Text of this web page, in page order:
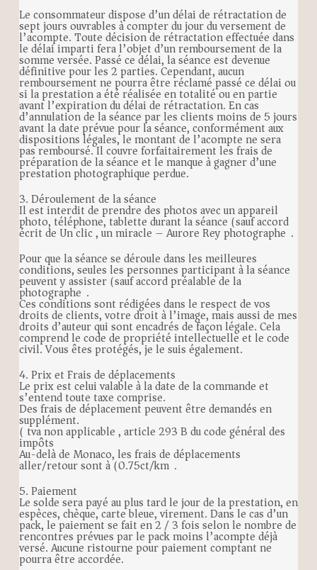
Le consommateur dispose d’un délai de rétractation de
sept jours ouvrables à compter du jour du versement de
l’acompte. Toute décision de rétractation effectuée dans
le délai imparti fera l’objet d’un remboursement de la
somme versée. Passé ce délai, la séance est devenue
définitive pour les 2 parties. Cependant, aucun
remboursement ne pourra être réclamé passé ce délai ou
si la prestation a été réalisée en totalité ou en partie
avant l’expiration du délai de rétractation. En cas
d’annulation de la séance par les clients moins de 5 jours
avant la date prévue pour la séance, conformément aux
dispositions légales, le montant de l’acompte ne sera
pas remboursé. Il couvre forfaitairement les frais de
préparation de la séance et le manque à gagner d’une
prestation photographique perdue.
3. Déroulement de la séance
Il est interdit de prendre des photos avec un appareil
photo, téléphone, tablette durant la séance (sauf accord
écrit de Un clic , un miracle – Aurore Rey photographe).
Pour que la séance se déroule dans les meilleures
conditions, seules les personnes participant à la séance
peuvent y assister (sauf accord préalable de la
photographe).
Ces conditions sont rédigées dans le respect de vos
droits de clients, votre droit à l’image, mais aussi de mes
droits d’auteur qui sont encadrés de façon légale. Cela
comprend le code de propriété intellectuelle et le code
civil. Vous êtes protégés, je le suis également.
4. Prix et Frais de déplacements
Le prix est celui valable à la date de la commande et
s’entend toute taxe comprise.
Des frais de déplacement peuvent être demandés en
supplément.
( tva non applicable , article 293 B du code général des
impôts )
Au-delà de Monaco, les frais de déplacements
aller/retour sont à (0.75ct/km).
5. Paiement
Le solde sera payé au plus tard le jour de la prestation, en
espèces, chèque, carte bleue, virement. Dans le cas d’un
pack, le paiement se fait en 2 / 3 fois selon le nombre de
rencontres prévues par le pack moins l’acompte déjà
versé. Aucune ristourne pour paiement comptant ne
pourra être accordée.